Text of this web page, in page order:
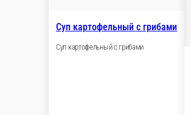
Суп картофельный с грибами
Суп картофельный с грибами